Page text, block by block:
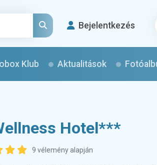
Bejelentkezés
Klub Aktualitások
Hotel***
9 vélemény alapján